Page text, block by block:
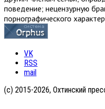
поведение; нецензурную
порнографического
VK
RSS
mail
(с) 2015-2026, Охтинский